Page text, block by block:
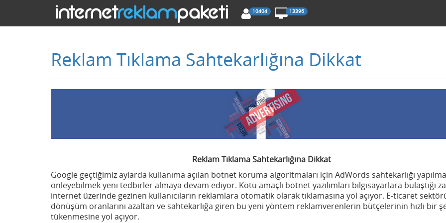
10404 13396
Reklam Tıklama Sahtekarlığına Dikkat
Reklam Tıklama Sahtekarlığına Dikkat
Google geçtiğimiz aylarda kullanıma açılan botnet koruma algoritmaları için AdWords sahtekarlığı
önleyebilmek yeni tedbirler almaya devam ediyor. Kötü amaçlı botnet yazılımları bilgisayarlara bulaştığı
internet üzerinde gezinen kullanıcıların reklamlara otomatik olarak tıklamasına yol açıyor. E-ticaret
dönüşüm oranlarını azaltan ve sahtekarlığa giren bu yeni yöntem reklamverenlerin bütçelerinin hızlı bir
tükenmesine yol açıyor.